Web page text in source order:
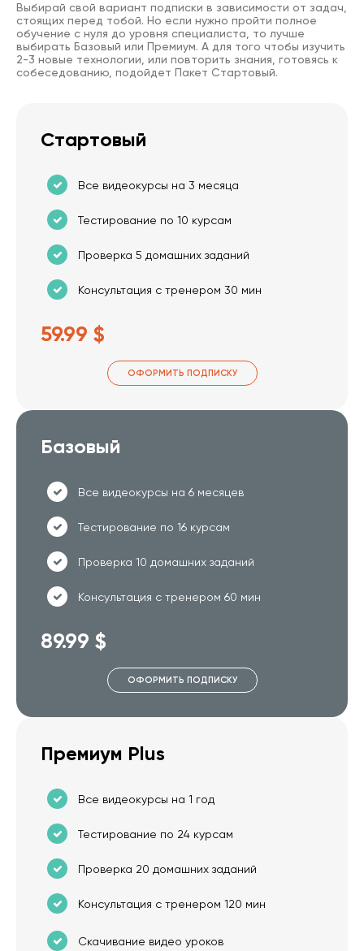
Выбирай свой вариант подписки в зависимости от задач,
стоящих перед тобой. Но если нужно пройти полное
обучение с нуля до уровня специалиста, то лучше
выбирать Базовый или Премиум. А для того чтобы изучить
2-3 новые технологии, или повторить знания, готовясь к
собеседованию, подойдет Пакет Стартовый.
Стартовый
Все видеокурсы на 3 месяца
Тестирование по 10 курсам
Проверка 5 домашних заданий
Консультация с тренером 30 мин
59.99 $
ОФОРМИТЬ ПОДПИСКУ
Базовый
Все видеокурсы на 6 месяцев
Тестирование по 16 курсам
Проверка 10 домашних заданий
Консультация с тренером 60 мин
89.99 $
ОФОРМИТЬ ПОДПИСКУ
Премиум Plus
Все видеокурсы на 1 год
Тестирование по 24 курсам
Проверка 20 домашних заданий
Консультация с тренером 120 мин
Скачивание видео уроков